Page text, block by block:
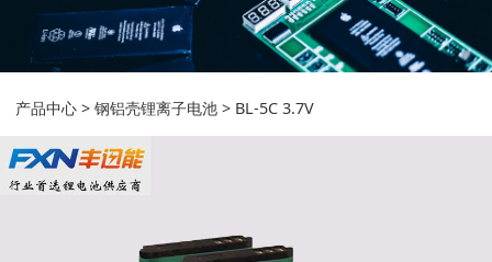
BL-5C 3.7V
产品中心 >钢铝壳锂离子电池 > BL-5C 3.7V